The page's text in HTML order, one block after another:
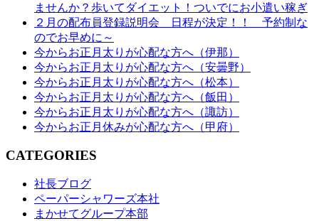
ませんか？歩いてダイエット！ついでにお小遣い稼ぎ
２月の配布員登録説明会 日程が決定！！ 予約制な
のでお早めに～
今からお正月太りが心配な方へ（伊那）
今からお正月太りが心配な方へ（安曇野）
今からお正月太りが心配な方へ（松本）
今からお正月太りが心配な方へ（飯田）
今からお正月太りが心配な方へ（諏訪）
今からお正月休みが心配な方へ（甲府）
CATEGORIES
社長ブログ
ペーパーシャワーズ本社
まかせてグループ本部